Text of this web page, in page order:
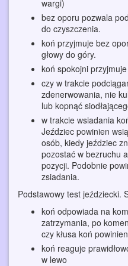
wargi)
bez oporu pozwala
do czyszczenia.
koń przyjmuje bez
głowy do góry.
koń spokojni
czy w trakcie
zdenerwowania, nie
lub kopnąć
w trakcie wsiadania
Jeździec powinien
osób, kiedy jeździec
pozostać w bezruchu
pozycji. Podobnie
zsiadania.
Podstawowy test jeździecki.
koń odpowiada na
zatrzymania, po
czy kłusa koń
koń reaguje
w lewo